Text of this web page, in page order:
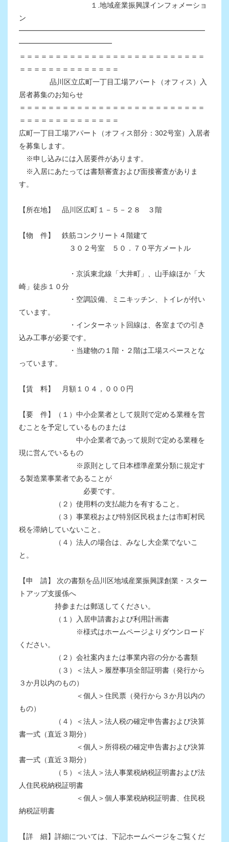
１.地域産業振興課インフォメーショ
ン
━━━━━━━━━━━━━━━━━━━━━━━━━━
━━━━━━━━━━━━━
＝＝＝＝＝＝＝＝＝＝＝＝＝＝＝＝＝＝＝＝＝＝＝＝＝＝
＝＝＝＝＝＝＝＝＝＝＝＝＝＝
品川区立広町一丁目工場アパート（オフィス）入
居者募集のお知らせ
＝＝＝＝＝＝＝＝＝＝＝＝＝＝＝＝＝＝＝＝＝＝＝＝＝＝
＝＝＝＝＝＝＝＝＝＝＝＝＝＝
広町一丁目工場アパート（オフィス部分：302号室）入居者
を募集します。
※申し込みには入居要件があります。
※入居にあたっては書類審査および面接審査がありま
す。
【所在地】 品川区広町１－５－２８ ３階
【物 件】 鉄筋コンクリート４階建て
３０２号室 ５０．７０平方メートル
・京浜東北線「大井町」、山手線ほか「大
崎」徒歩１０分
・空調設備、ミニキッチン、トイレが付い
ています。
・インターネット回線は、各室までの引き
込み工事が必要です。
・当建物の１階・２階は工場スペースとな
っています。
【賃 料】 月額１０４，０００円
【要 件】（１）中小企業者として規則で定める業種を営
むことを予定しているものまたは
中小企業者であって規則で定める業種を
現に営んでいるもの
※原則として日本標準産業分類に規定す
る製造業事業者であることが
必要です。
（２）使用料の支払能力を有すること。
（３）事業税および特別区民税または市町村民
税を滞納していないこと。
（４）法人の場合は、みなし大企業でないこ
と。
【申 請】 次の書類を品川区地域産業振興課創業・スター
トアップ支援係へ
持参または郵送してください。
（１）入居申請書および利用計画書
※様式はホームページよりダウンロード
ください。
（２）会社案内または事業内容の分かる書類
（３）＜法人＞履歴事項全部証明書（発行から
３か月以内のもの）
＜個人＞住民票（発行から３か月以内の
もの）
（４）＜法人＞法人税の確定申告書および決算
書一式（直近３期分）
＜個人＞所得税の確定申告書および決算
書一式（直近３期分）
（５）＜法人＞法人事業税納税証明書および法
人住民税納税証明書
＜個人＞個人事業税納税証明書、住民税
納税証明書
【詳 細】詳細については、下記ホームページをご覧くだ